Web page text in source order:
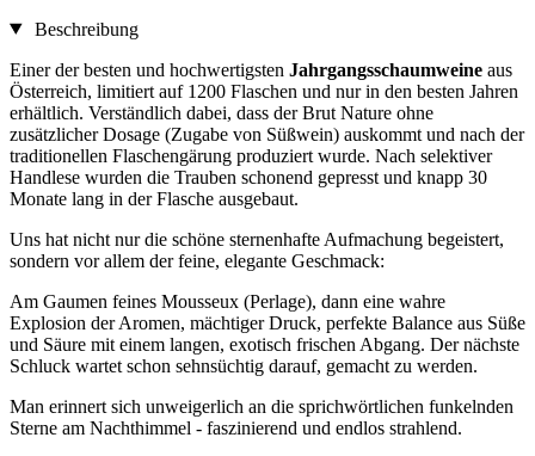
Beschreibung
Einer der besten und hochwertigsten Jahrgangsschaumweine aus
Österreich, limitiert auf 1200 Flaschen und nur in den besten Jahren
erhältlich. Verständlich dabei, dass der Brut Nature ohne
zusätzlicher Dosage (Zugabe von Süßwein) auskommt und nach der
traditionellen Flaschengärung produziert wurde. Nach selektiver
Handlese wurden die Trauben schonend gepresst und knapp 30
Monate lang in der Flasche ausgebaut.
Uns hat nicht nur die schöne sternenhafte Aufmachung begeistert,
sondern vor allem der feine, elegante Geschmack:
Am Gaumen feines Mousseux (Perlage), dann eine wahre
Explosion der Aromen, mächtiger Druck, perfekte Balance aus Süße
und Säure mit einem langen, exotisch frischen Abgang. Der nächste
Schluck wartet schon sehnsüchtig darauf, gemacht zu werden.
Man erinnert sich unweigerlich an die sprichwörtlichen funkelnden
Sterne am Nachthimmel - faszinierend und endlos strahlend.